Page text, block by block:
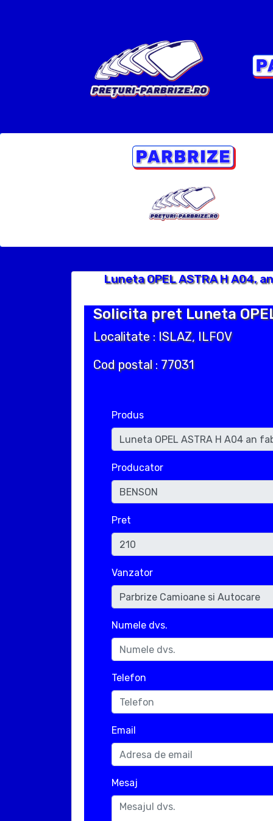
Luneta OPEL ASTRA H A04,
Solicita pret Luneta
Localitate : ISLAZ, ILFOV
Cod postal : 77031
Produs
Producator
Pret
Vanzator
Numele dvs.
Telefon
Email
Mesaj